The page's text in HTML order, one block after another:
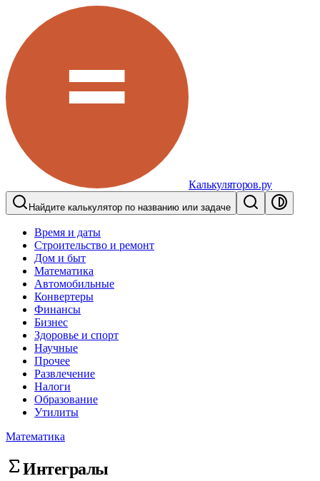
Калькуляторов.ру
Найдите калькулятор по названию или задаче
Время и даты
Строительство и ремонт
Дом и быт
Математика
Автомобильные
Конвертеры
Финансы
Бизнес
Здоровье и спорт
Научные
Прочее
Развлечение
Налоги
Образование
Утилиты
Математика
Интегралы